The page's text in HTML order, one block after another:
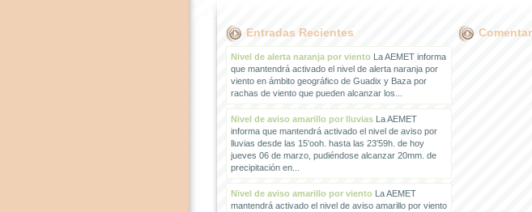
Entradas Recientes
Nivel de alerta naranja por vientoLa AEMET informa
que mantendrá activado el nivel de alerta naranja por
viento en ámbito geográfico de Guadix y Baza por
rachas de viento que pueden alcanzar los...
Nivel de aviso amarillo por lluviasLa AEMET
informa que mantendrá activado el nivel de aviso por
lluvias desde las 15'ooh. hasta las 23'59h. de hoy
jueves 06 de marzo, pudiéndose alcanzar 20mm. de
precipitación en...
Nivel de aviso amarillo por vientoLa AEMET
mantendrá activado el nivel de aviso amarillo por viento